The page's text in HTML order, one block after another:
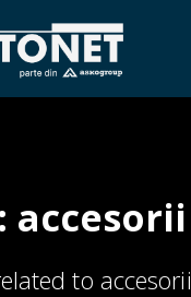
accesorii
to accesorii